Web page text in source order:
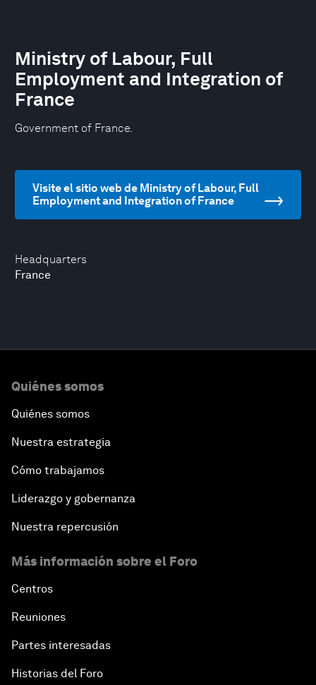
Headquarters
France
Ministry of Labour, Full
Employment and Integration of
France
Government of France.
Visite el sitio web de Ministry of Labour, Full
Employment and Integration of France
Quiénes somos
Quiénes somos
Nuestra estrategia
Cómo trabajamos
Liderazgo y gobernanza
Nuestra repercusión
Más información sobre el Foro
Centros
Reuniones
Partes interesadas
Historias del Foro